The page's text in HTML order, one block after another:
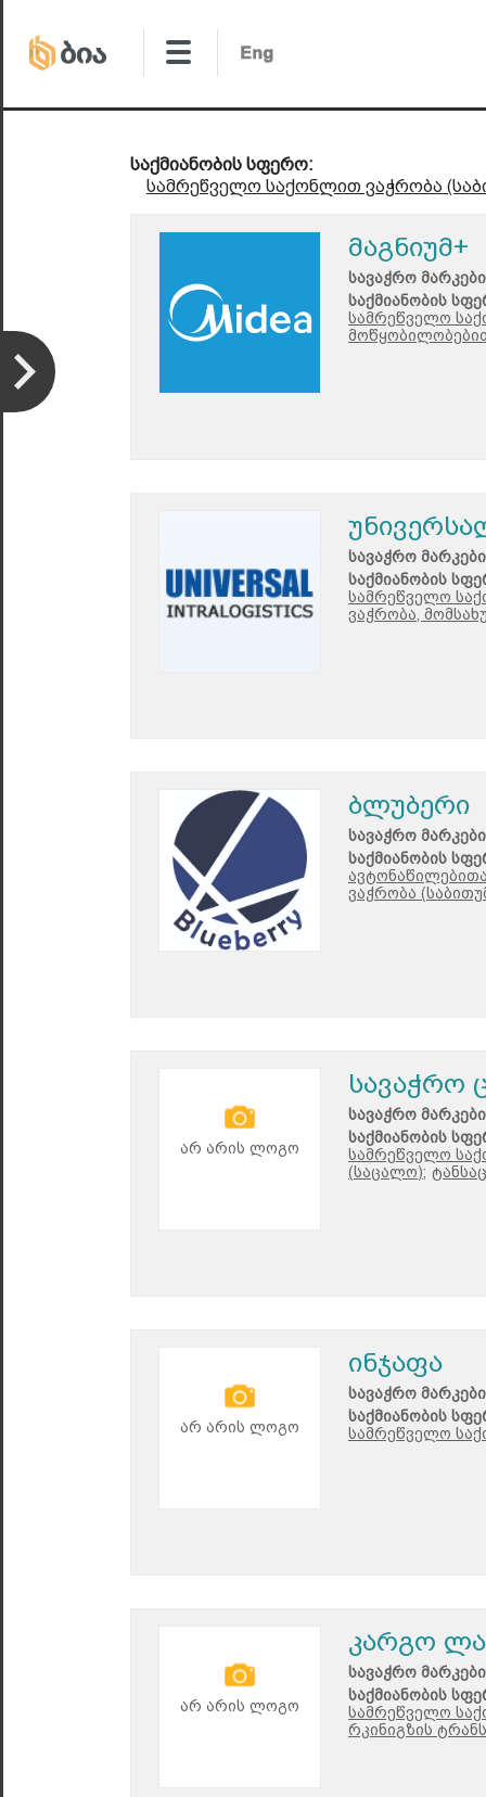
საქმიანობის სფერო:
სამრეწველო საქონლით ვაჭრობა
მაგნიუმ+
სავაჭრო
საქმიანობის
სამრეწველო
სავაჭრო
საქმიანობის
სამრეწველო
ვაჭრობა,
ბლუბერი
სავაჭრო
საქმიანობის
ვაჭრობა
არ არის ლოგო
სავაჭრო
სავაჭრო
საქმიანობის
სამრეწველო
(საცალო);
არ არის ლოგო
ინჯაფა
სავაჭრო
საქმიანობის
სამრეწველო
არ არის ლოგო
კარგო
სავაჭრო
საქმიანობის
სამრეწველო
რკინიგზის